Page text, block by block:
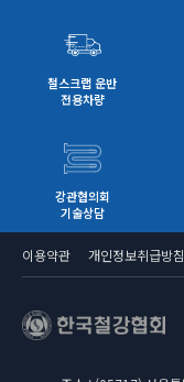
철스크랩 운반
전용차량
강관협의회
기술상담
이용약관 개인정보취급방침